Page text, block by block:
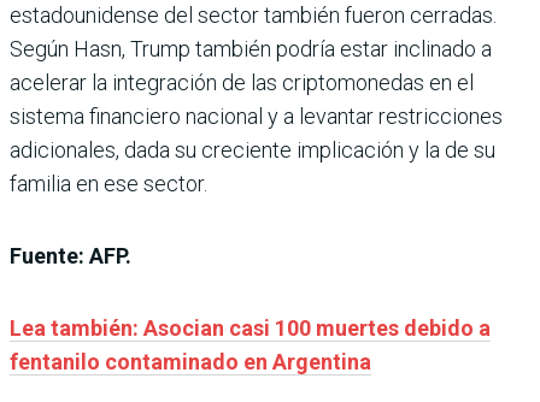
estadounidense del sector también fueron cerradas.
Según Hasn, Trump también podría estar inclinado a
acelerar la integración de las criptomonedas en el
sistema financiero nacional y a levantar restricciones
adicionales, dada su creciente implicación y la de su
familia en ese sector.
Fuente: AFP.
Lea también: Asocian casi 100 muertes debido a
fentanilo contaminado en Argentina